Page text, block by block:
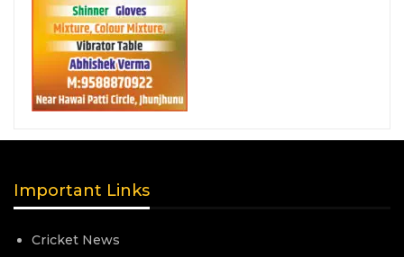
Important Links
Cricket News